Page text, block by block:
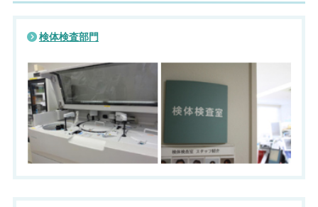
検体検査部門